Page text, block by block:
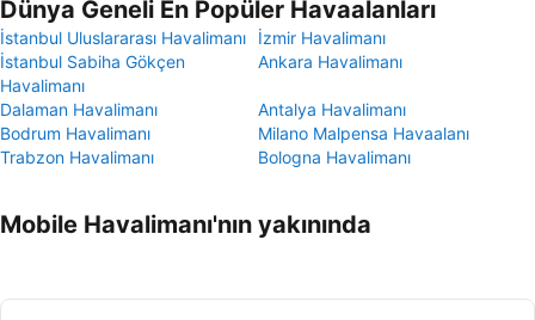
Dünya Geneli En Popüler Havaalanları
İstanbul Uluslararası Havalimanı
İzmir Havalimanı
İstanbul Sabiha Gökçen
Havalimanı
Ankara Havalimanı
Dalaman Havalimanı
Antalya Havalimanı
Bodrum Havalimanı
Milano Malpensa Havaalanı
Trabzon Havalimanı
Bologna Havalimanı
Mobile Havalimanı'nın yakınında